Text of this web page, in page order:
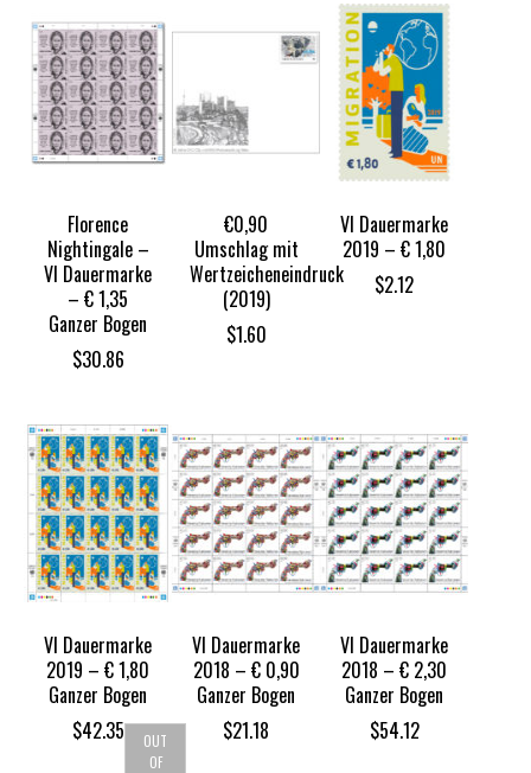
Florence
Nightingale –
VI Dauermarke
– € 1,35
Ganzer Bogen
$30.86
€0,90
Umschlag mit
Wertzeicheneindruck
(2019)
$1.60
VI Dauermarke
2019 – € 1,80
$2.12
VI Dauermarke
2019 – € 1,80
Ganzer Bogen
$42.35
VI Dauermarke
2018 – € 0,90
Ganzer Bogen
$21.18
VI Dauermarke
2018 – € 2,30
Ganzer Bogen
$54.12
OUT
OF